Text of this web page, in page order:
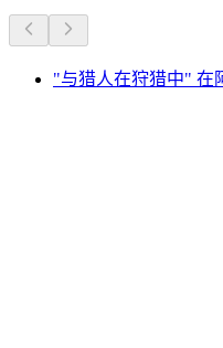
"与猎人在狩猎中" 在